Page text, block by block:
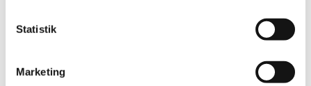
Statistik
Marketing